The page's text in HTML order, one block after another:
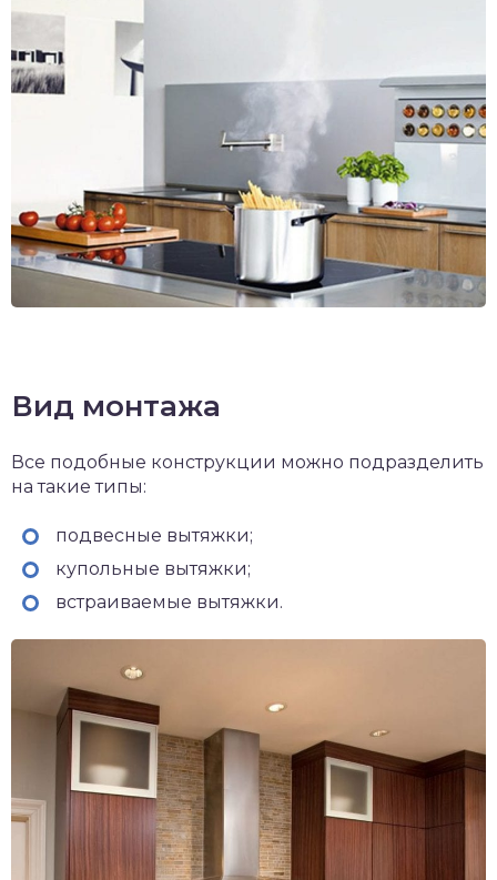
Вид монтажа
Все подобные конструкции можно подразделить
на такие типы:
подвесные вытяжки;
купольные вытяжки;
встраиваемые вытяжки.